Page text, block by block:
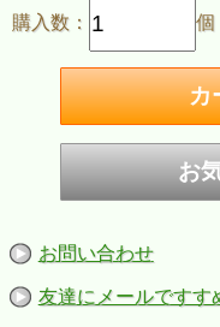
○使用方法
鍋料理、焼き魚、サラ
等、各種お料理の味を
お、果汁成分が沈殿し
用下さい。
購入数： 個
お問い合わせ
友達にメールですす